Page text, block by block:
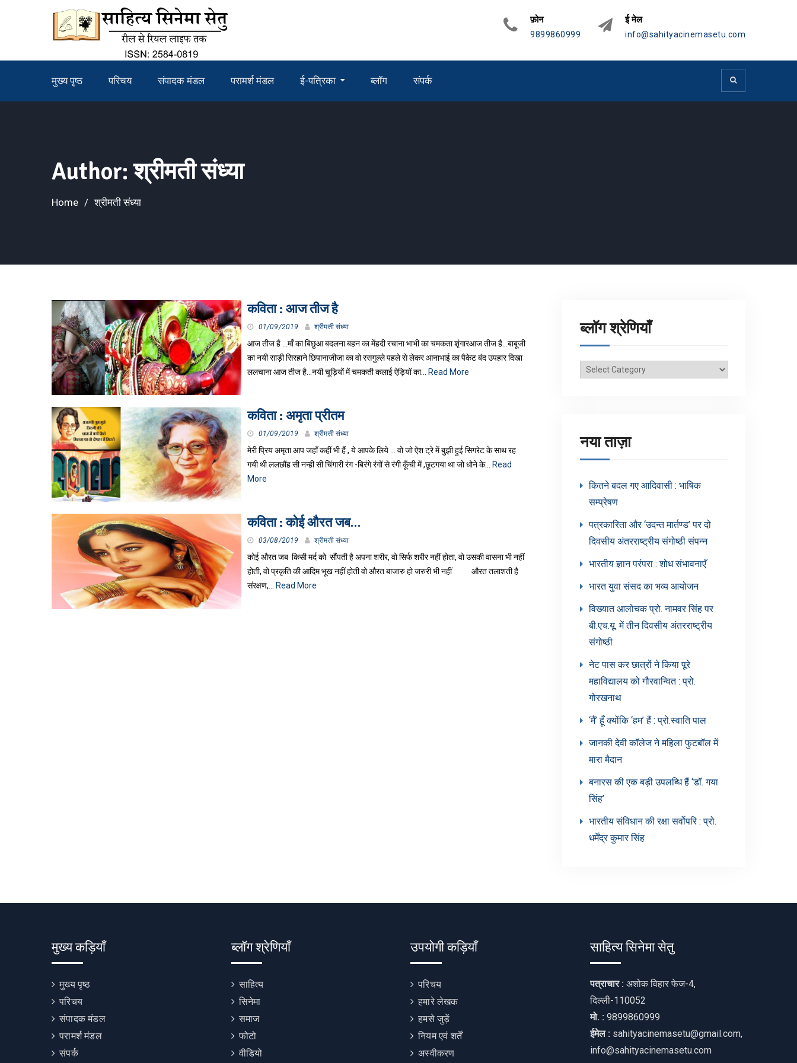
फ़ोन
9899860999
ई मेल
info@sahityacinemasetu.com
मुख्य पृष्ठ परिचय संपादक मंडल परामर्श मंडल ई-पत्रिका ब्लॉग संपर्क
Author:श्रीमती संध्या
Home श्रीमती संध्या
कविता : आज तीज है
01/09/2019 श्रीमती संध्या
आज तीज है …माँ का बिछुआ बदलना बहन का मेंहदी रचाना भाभी का चमकता शृंगारआज तीज है…बाबूजी
का नयी साड़ी सिरहाने छिपानाजीजा का वो रसगुल्ले पहले से लेकर आनाभाई का पैकेट बंद उपहार दिखा
ललचाना आज तीज है…नयी चूड़ियों में चमकती कलाई ऐड़ियों का…
Read More
कविता : अमृता प्रीतम
01/09/2019 श्रीमती संध्या
मेरी प्रिय अमृता आप जहाँ कहीं भी हैं , ये आपके लिये … वो जो ऐश ट्रे में बुझी हुई सिगरेट के साथ रह
गयी थी ललछौंह सी नन्ही सी चिंगारी रंग -बिरंगे रंगों से रंगी कूँची में ,छूटगया था जो धोने के…
Read
More
कविता : कोई औरत जब…
03/08/2019 श्रीमती संध्या
कोई औरत जब किसी मर्द को सौंपती है अपना शरीर, वो सिर्फ शरीर नहीं होता, वो उसकी वासना भी नहीं
होती, वो प्रकृति की आदिम भूख नहीं होती वो औरत बाजारु हो जरुरी भी नहीं औरत तलाशती है
संरक्षण,… Read More
ब्लॉग श्रेणियाँ
ब्लॉग
नया ताज़ा
कितने बदल गए आदिवासी : भाषिक
सम्प्रेषण
पत्रकारिता और ‘उदन्त मार्तण्ड’ पर दो
दिवसीय अंतरराष्ट्रीय संगोष्ठी संपन्न
भारतीय ज्ञान परंपरा : शोध संभावनाएँ
भारत युवा संसद का भव्य आयोजन
विख्यात आलोचक प्रो. नामवर सिंह पर
बी.एच.यू. में तीन दिवसीय अंतरराष्ट्रीय
संगोष्ठी
नेट पास कर छात्रों ने किया पूरे
महाविद्यालय को गौरवान्वित : प्रो.
गोरखनाथ
‘मैं’ हूँ क्योंकि ‘हम’ हैं : प्रो.स्वाति पाल
जानकी देवी कॉलेज ने महिला फुटबॉल में
मारा मैदान
बनारस की एक बड़ी उपलब्धि हैं ‘डॉ. गया
सिंह’
भारतीय संविधान की रक्षा सर्वोपरि : प्रो.
धर्मेंद्र कुमार सिंह
मुख्य कड़ियाँ
मुख्य पृष्ठ
परिचय
संपादक मंडल
परामर्श मंडल
संपर्क
ब्लॉग श्रेणियाँ
साहित्य
सिनेमा
समाज
फोटो
वीडियो
उपयोगी कड़ियाँ
परिचय
हमारे लेखक
हमसे जुड़ें
नियम एवं शर्तें
अस्वीकरण
साहित्य सिनेमा सेतु
पत्राचार : अशोक विहार फेज-4,
दिल्ली-110052
मो. : 9899860999
ईमेल : sahityacinemasetu@gmail.com,
info@sahityacinemasetu.com